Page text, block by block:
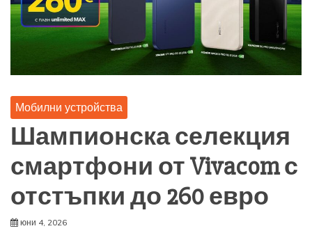
Мобилни устройства
Шампионска селекция
смартфони от Vivacom с
отстъпки до 260 евро
юни 4, 2026